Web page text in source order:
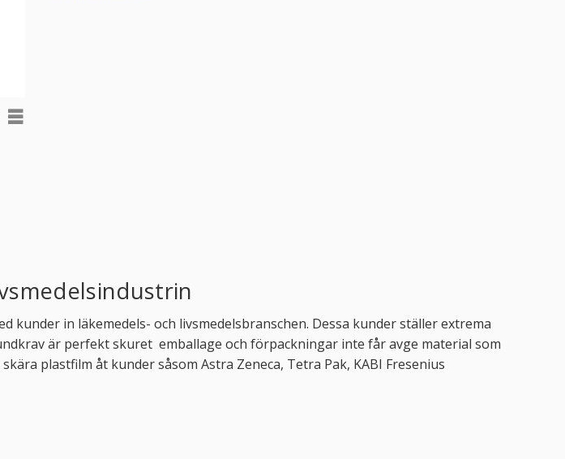
Listvy
in läkemedels- och livsmedelsbranschen. Dessa kunder ställer extrema
är perfekt skuret emballage och förpackningar inte får avge material som
plastfilm åt kunder såsom Astra Zeneca, Tetra Pak, KABI Fresenius